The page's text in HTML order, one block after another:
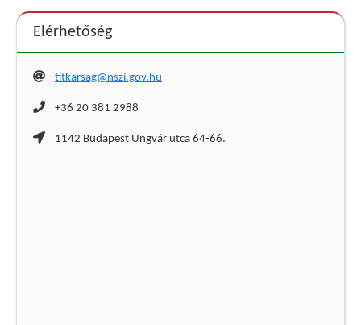
Elérhetőség
titkarsag@nszi.gov.hu
+36 20 381 2988
1142 Budapest Ungvár utca 64-66.